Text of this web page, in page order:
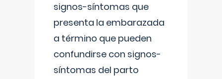
signos-síntomas que
presenta la embarazada
a término que pueden
confundirse con signos-
síntomas del parto